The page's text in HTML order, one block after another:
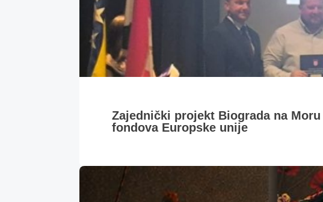
Zajednički projekt Biograda na
fondova Europske unije